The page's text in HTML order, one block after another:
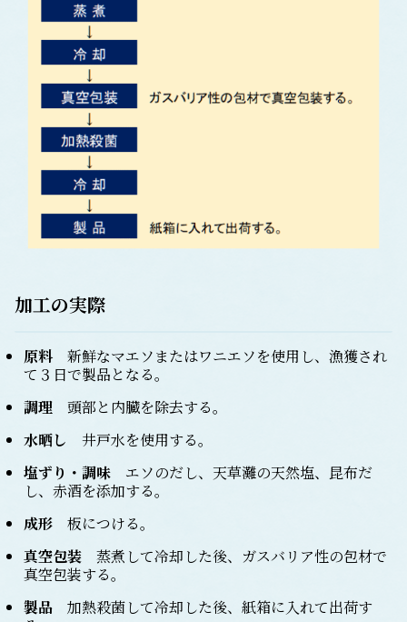
加工の実際
原料 新鮮なマエソまたはワニエソを使用し、漁獲され
て３日で製品となる。
調理 頭部と内臓を除去する。
水晒し 井戸水を使用する。
塩ずり・調味 エソのだし、天草灘の天然塩、昆布だ
し、赤酒を添加する。
成形 板につける。
真空包装 蒸煮して冷却した後、ガスバリア性の包材で
真空包装する。
製品 加熱殺菌して冷却した後、紙箱に入れて出荷す